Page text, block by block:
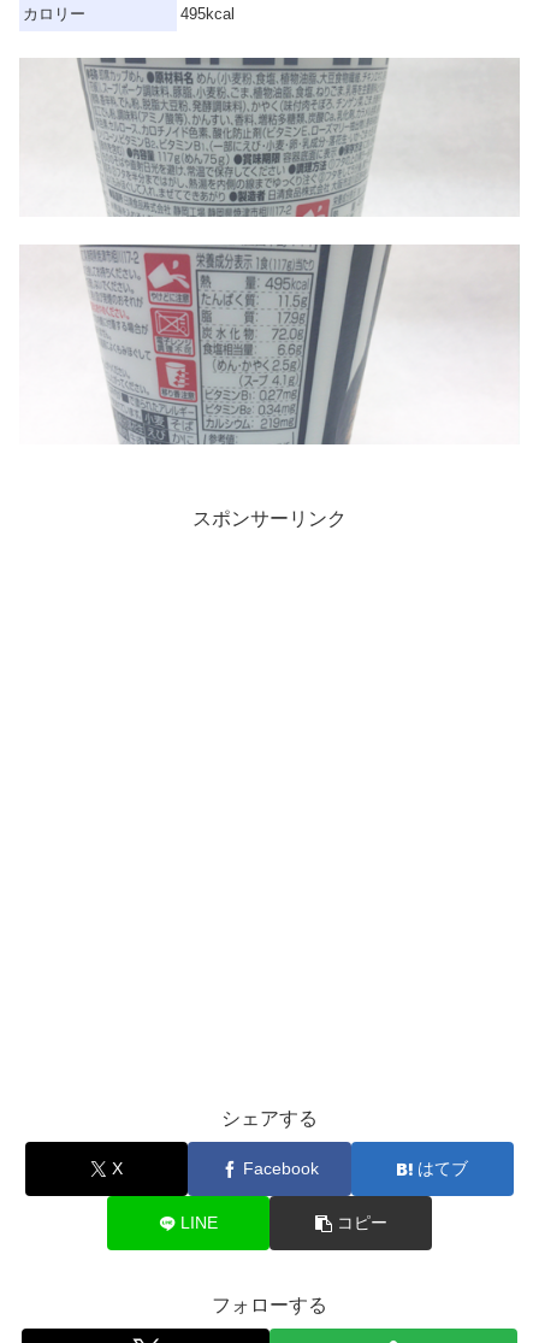
カロリー 495kcal
スポンサーリンク
シェアする
X Facebook はてブ
LINE コピー
フォローする